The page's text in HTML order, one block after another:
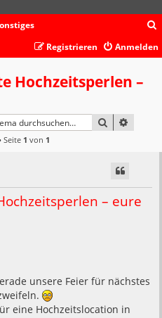
c
Anmelden
Registrieren
Hochzeitsperlen –
SUCHE
Seite 1 von 1
– eure
unsere Feier für nächstes
eine Hochzeitslocation in